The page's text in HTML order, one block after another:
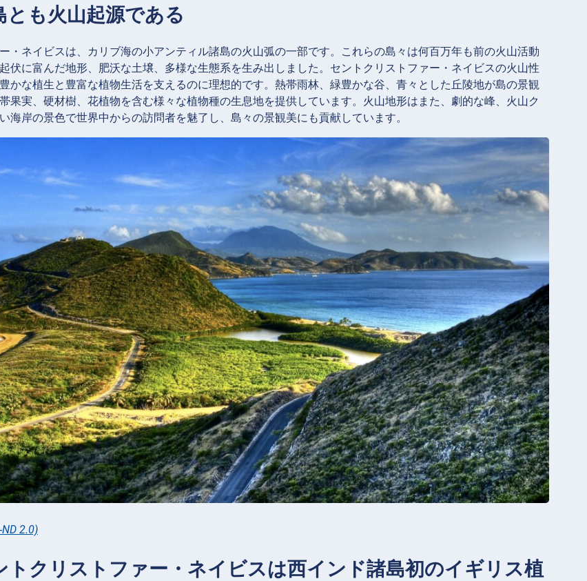
とも火山起源である
・ネイビスは、カリブ海の小アンティル諸島の火山弧の一部です。これらの島々は何百万年も前の火山活動
伏に富んだ地形、肥沃な土壌、多様な生態系を生み出しました。セントクリストファー・ネイビスの火山性
かな植生と豊富な植物生活を支えるのに理想的です。熱帯雨林、緑豊かな谷、青々とした丘陵地が島の景観
果実、硬材樹、花植物を含む様々な植物種の生息地を提供しています。火山地形はまた、劇的な峰、火山ク
海岸の景色で世界中からの訪問者を魅了し、島々の景観美にも貢献しています。
ND 2.0)
トクリストファー・ネイビスは西インド諸島初のイギリス植